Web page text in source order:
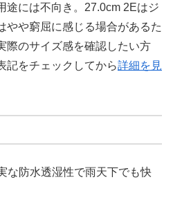
途には不向き。27.0cm 2Eはジ
やや窮屈に感じる場合があるた
際のサイズ感を確認したい方
記をチェックしてから詳細を見
な防水透湿性で雨天下でも快